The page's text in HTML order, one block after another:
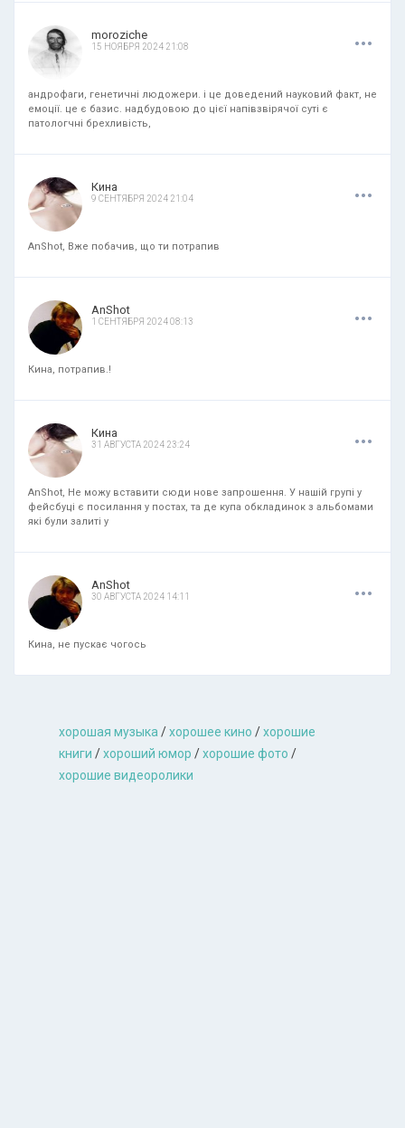
moroziche
15 НОЯБРЯ 2024 21:08 ...
андрофаги, генетичні людожери. і це доведений науковий факт, не
емоції. це є базис. надбудовою до цієї напівзвірячої суті є
патологчні брехливість,
Кина
9 СЕНТЯБРЯ 2024 21:04 ...
AnShot, Вже побачив, що ти потрапив
AnShot
1 СЕНТЯБРЯ 2024 08:13 ...
Кина, потрапив.!
Кина
31 АВГУСТА 2024 23:24 ...
AnShot, Не можу вставити сюди нове запрошення. У нашій групі у
фейсбуці є посилання у постах, та де купа обкладинок з альбомами
які були залиті у
AnShot
30 АВГУСТА 2024 14:11 ...
Кина, не пускає чогось
хорошая музыкa /хорошее кино /хорошие
книги /хороший юмор /хорошие фото /
хорошие видеоролики